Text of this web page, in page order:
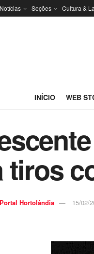
Notícias Seções Cultura &
INÍCIO WEB
tiros
Hortolândia 15/02/